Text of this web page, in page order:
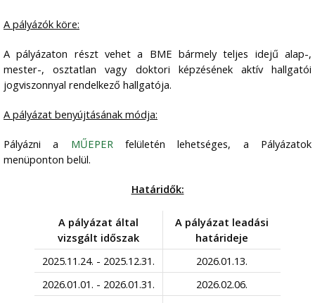
A pályázók köre:
A pályázaton részt vehet a BME bármely teljes idejű alap-,
mester-, osztatlan vagy doktori képzésének aktív hallgatói
jogviszonnyal rendelkező hallgatója.
A pályázat benyújtásának módja:
Pályázni a MŰEPERfelületén lehetséges, a Pályázatok
menüponton belül.
Határidők:
A pályázat által
vizsgált időszak
A pályázat leadási
határideje
2025.11.24. - 2025.12.31.
2026.01.13.
2026.01.01. - 2026.01.31.
2026.02.06.